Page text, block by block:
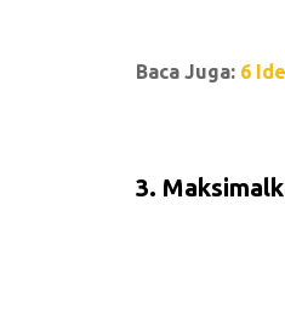
Baca Juga: 6
3.